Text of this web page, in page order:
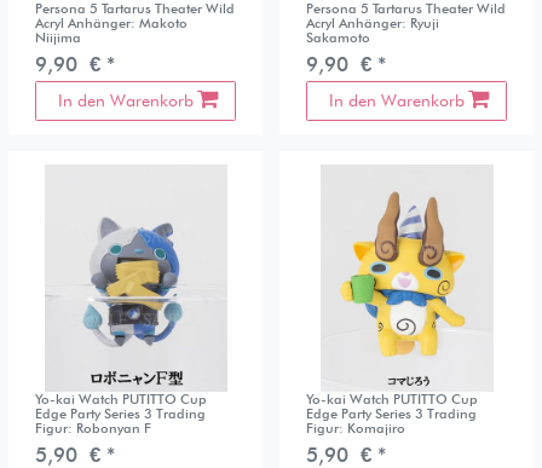
Persona 5 Tartarus Theater Wild
Acryl Anhänger: Makoto
Niijima
9,90 € *
In den Warenkorb
Persona 5 Tartarus Theater Wild
Acryl Anhänger: Ryuji
Sakamoto
9,90 € *
In den Warenkorb
Yo-kai Watch PUTITTO Cup
Edge Party Series 3 Trading
Figur: Robonyan F
5,90 € *
Yo-kai Watch PUTITTO Cup
Edge Party Series 3 Trading
Figur: Komajiro
5,90 € *